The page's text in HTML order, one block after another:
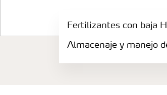
Productos
Fertilizantes con baja
Almacenaje y manejo